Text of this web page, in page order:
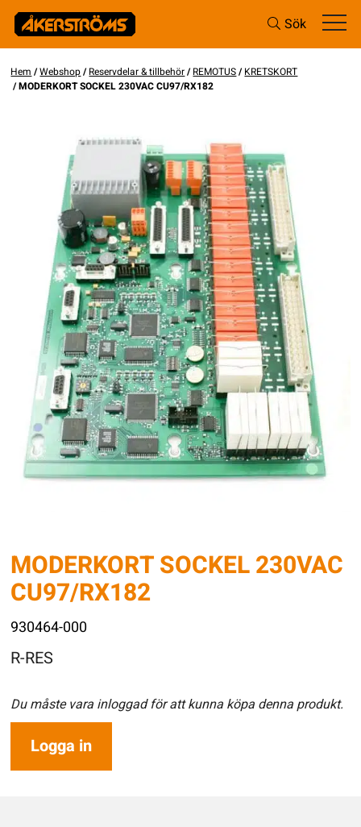
Sök
Hem /Webshop/Reservdelar & tillbehör/REMOTUS/KRETSKORT
/ MODERKORT SOCKEL 230VAC CU97/RX182
MODERKORT SOCKEL 230VAC
CU97/RX182
930464-000
R-RES
Du måste vara inloggad för att kunna köpa denna produkt.
Logga in